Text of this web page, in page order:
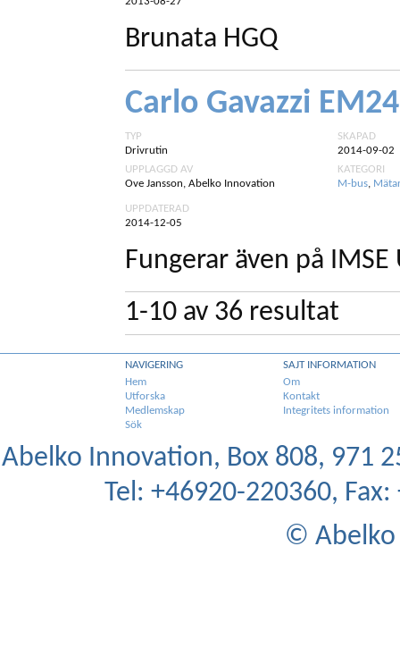
Brunata HGQ
Carlo Gavazzi
TYP
Drivrutin
UPPLAGGD AV
Ove Jansson, Abelko Innovation
SKAPAD
2014-09-02
KATEGORI
M-bus,
UPPDATERAD
2014-12-05
Fungerar även på IMSE
1-10 av 36 resultat
NAVIGERING
Hem
Utforska
Medlemskap
Sök
SAJT INFORMATION
Om
Kontakt
Integritets information
Abelko Innovation, Box 808, 971
Tel: +46920-220360,
© Abelko